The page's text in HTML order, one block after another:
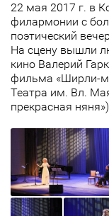
22 мая 2017 г. в
филармонии с
поэтический
На сцену вышли
кино Валерий
фильма «Ширли-
Театра им. Вл.
прекрасная